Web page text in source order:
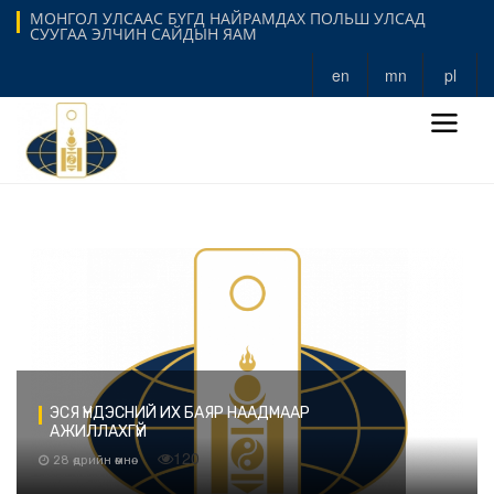
МОНГОЛ УЛСААС БҮГД НАЙРАМДАХ ПОЛЬШ УЛСАД
СУУГАА ЭЛЧИН САЙДЫН ЯАМ
en mn pl
ЭСЯ ҮНДЭСНИЙ ИХ БАЯР НААДМААР
АЖИЛЛАХГҮЙ
28 өдрийн өмнө 120